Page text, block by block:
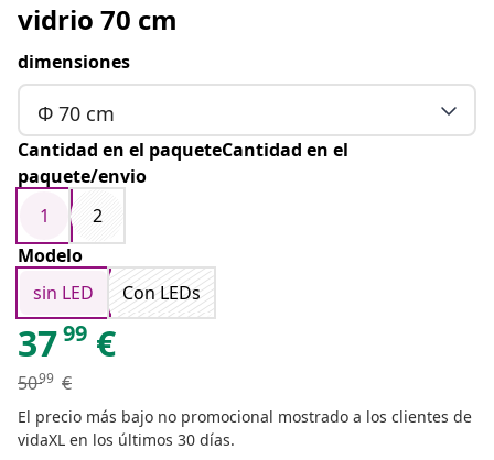
vidrio 70 cm
dimensiones
Φ 70 cm
Cantidad en el paqueteCantidad en el
paquete/envio
1
2
Modelo
sin LED
Con LEDs
3799 €
5099 €
El precio más bajo no promocional mostrado a los clientes de
vidaXL en los últimos 30 días.